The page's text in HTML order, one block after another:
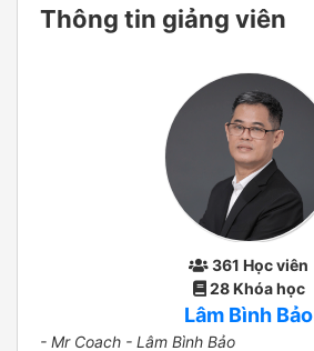
Thông tin giảng viên
361 Học viên
28 Khóa học
Lâm Bình Bảo
- Mr Coach - Lâm Bình Bảo